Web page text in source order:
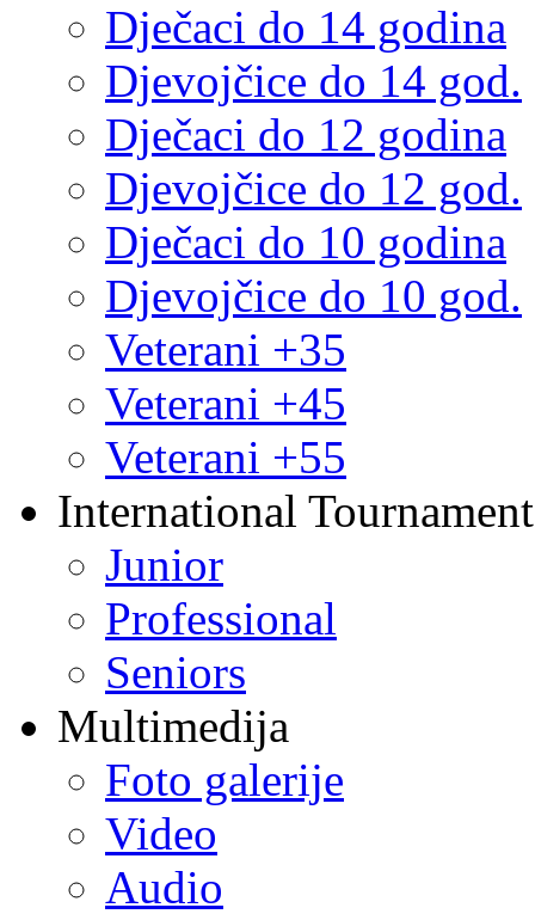
Dječaci do 14 godina
Djevojčice do 14 god.
Dječaci do 12 godina
Djevojčice do 12 god.
Dječaci do 10 godina
Djevojčice do 10 god.
Veterani +35
Veterani +45
Veterani +55
International
Junior
Professional
Seniors
Multimedija
Foto galerije
Video
Audio